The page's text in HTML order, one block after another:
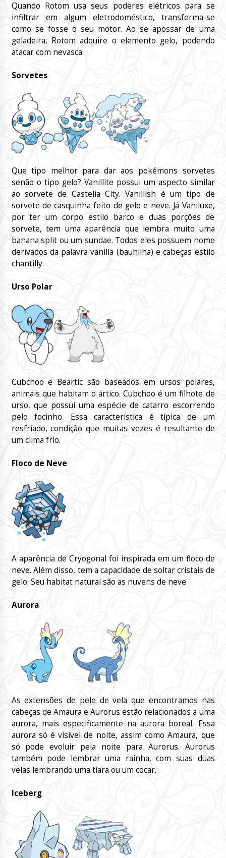
Quando Rotom usa seus poderes elétricos para se
infiltrar em algum eletrodoméstico, transforma-se
como se fosse o seu motor. Ao se apossar de uma
geladeira, Rotom adquire o elemento gelo, podendo
atacar com nevasca.
Sorvetes
Que tipo melhor para dar aos pokémons sorvetes
senão o tipo gelo? Vanillite possui um aspecto similar
ao sorvete de Castelia City. Vanillish é um tipo de
sorvete de casquinha feito de gelo e neve. Já Vaniluxe,
por ter um corpo estilo barco e duas porções de
sorvete, tem uma aparência que lembra muito uma
banana split ou um sundae. Todos eles possuem nome
derivados da palavra vanilla (baunilha) e cabeças estilo
chantilly.
Urso Polar
Cubchoo e Beartic são baseados em ursos polares,
animais que habitam o ártico. Cubchoo é um filhote de
urso, que possui uma espécie de catarro escorrendo
pelo focinho. Essa característica é típica de um
resfriado, condição que muitas vezes é resultante de
um clima frio.
Floco de Neve
A aparência de Cryogonal foi inspirada em um floco de
neve. Além disso, tem a capacidade de soltar cristais de
gelo. Seu habitat natural são as nuvens de neve.
Aurora
As extensões de pele de vela que encontramos nas
cabeças de Amaura e Aurorus estão relacionados a uma
aurora, mais especificamente na aurora boreal. Essa
aurora só é visível de noite, assim como Amaura, que
só pode evoluir pela noite para Aurorus. Aurorus
também pode lembrar uma rainha, com suas duas
velas lembrando uma tiara ou um cocar.
Iceberg